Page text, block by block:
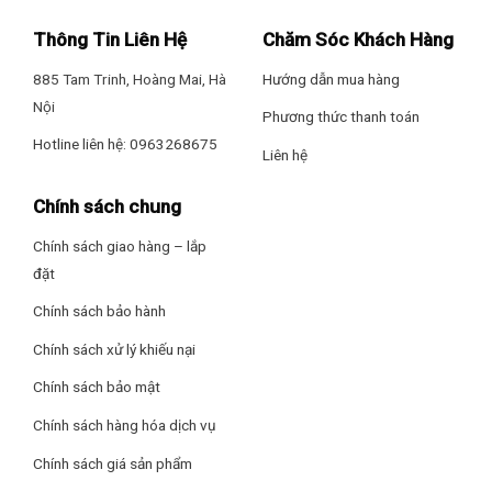
Xuất xứ thương hiệu: Nhật Bản
Bảo hành: 24 tháng theo chính sách Hãng
khỏe người sử dụng và kéo dài tuổi thọ sản phẩm.
MSY/MUY-JA35VF là lựa chọn tuyệt vời cho những không
gian có diện tích dưới 20m2. Với công nghệ inverter tiên tiến,
khả năng tiết kiệm điện và nhiều tính năng bảo vệ, sản phẩm
này không chỉ giúp làm mát nhanh chóng mà còn bảo vệ
Thông Tin Liên Hệ
885 Tam Trinh, Hoàng Mai, Hà
Nội
Hotline liên hệ: 0963268675
Chăm Sóc Khách Hàng
Hướng dẫn mua hàng
Phương thức thanh toán
Liên hệ
Chính sách chung
Chính sách giao hàng – lắp
đặt
Chính sách bảo hành
Chính sách xử lý khiếu nại
Chính sách bảo mật
Chính sách hàng hóa dịch vụ
Chính sách giá sản phẩm